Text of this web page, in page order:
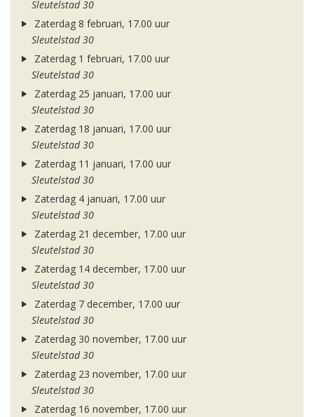
Sleutelstad 30
Zaterdag 8 februari, 17.00 uur
Sleutelstad 30
Zaterdag 1 februari, 17.00 uur
Sleutelstad 30
Zaterdag 25 januari, 17.00 uur
Sleutelstad 30
Zaterdag 18 januari, 17.00 uur
Sleutelstad 30
Zaterdag 11 januari, 17.00 uur
Sleutelstad 30
Zaterdag 4 januari, 17.00 uur
Sleutelstad 30
Zaterdag 21 december, 17.00 uur
Sleutelstad 30
Zaterdag 14 december, 17.00 uur
Sleutelstad 30
Zaterdag 7 december, 17.00 uur
Sleutelstad 30
Zaterdag 30 november, 17.00 uur
Sleutelstad 30
Zaterdag 23 november, 17.00 uur
Sleutelstad 30
Zaterdag 16 november, 17.00 uur